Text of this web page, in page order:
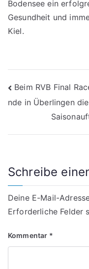
Bodensee ein
Gesundheit und
Kiel.
Beim RVB Final
nde in Überlingen
Schreibe
Deine E-Mail-
Erforderliche Felder
Kommentar *